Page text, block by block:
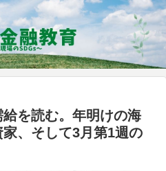
を読む。年明けの海
、そして3月第1週の